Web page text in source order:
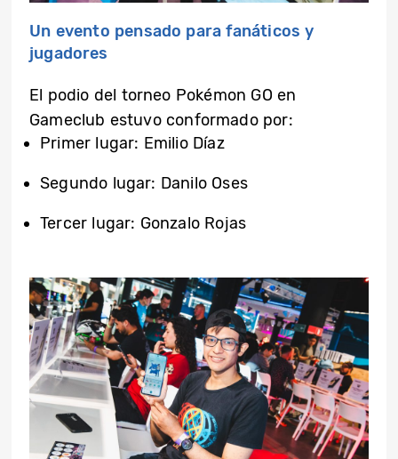
Un evento pensado para fanáticos y
jugadores
El podio del torneo Pokémon GO en
Gameclub estuvo conformado por:
Primer lugar: Emilio Díaz
Segundo lugar: Danilo Oses
Tercer lugar: Gonzalo Rojas